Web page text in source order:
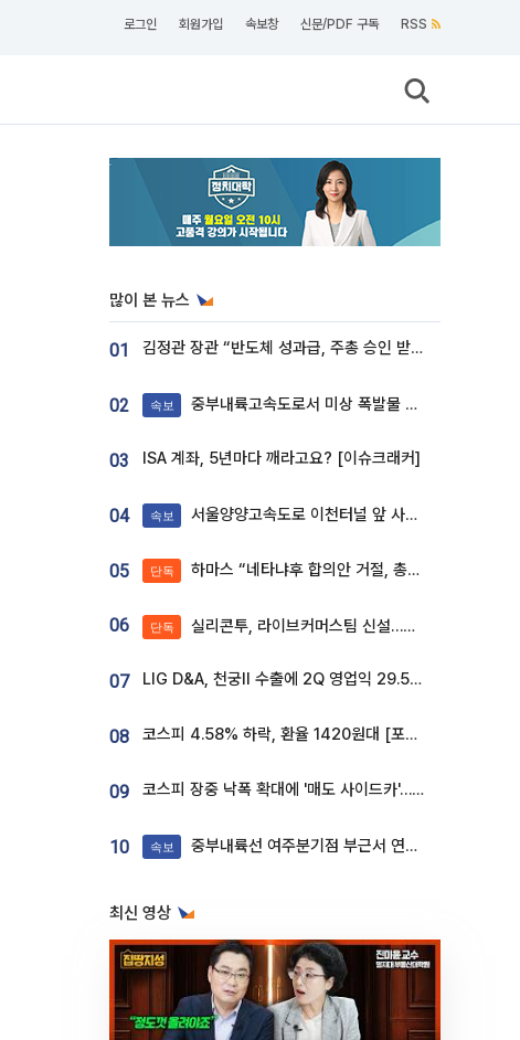
로그인 회원가입 속보창 신문/PDF 구독 RSS
많이 본 뉴스
01 김정관 장관 “반도체 성과급, 주총 승인 받도록”…상법·자본시장법 개정 시사
02 속보 중부내륙고속도로서 미상 폭발물 발견
03 ISA 계좌, 5년마다 깨라고요? [이슈크래커]
04 속보 서울양양고속도로 이천터널 앞 사고 발생
05 단독 하마스 “네타냐후 합의안 거절, 총선 앞두고 시간 끌기”
06 단독 실리콘투, 라이브커머스팀 신설…K뷰티 ‘글로벌 판매망’ 확대[K뷰티 라방戰]
07 LIG D&A, 천궁Ⅱ 수출에 2Q 영업익 29.5%↑…수주잔고 24.6조 [종합]
08 코스피 4.58% 하락, 환율 1420원대 [포토]
09 코스피 장중 낙폭 확대에 '매도 사이드카'…외인 2.8조'팔자'· 개인 3.1조 '사자'
10 속보 중부내륙선 여주분기점 부근서 연이은 추돌사고 발생
최신 영상